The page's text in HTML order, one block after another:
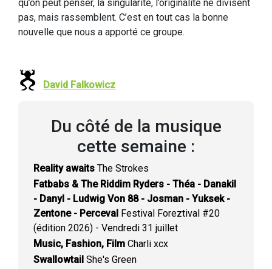
qu’on peut penser, la singularité, l’originalité ne divisent
pas, mais rassemblent. C’est en tout cas la bonne
nouvelle que nous a apporté ce groupe.
David Falkowicz
Du côté de la musique
cette semaine :
Reality awaits The Strokes
Fatbabs & The Riddim Ryders - Théa - Danakil
- Danyl - Ludwig Von 88 - Josman - Yuksek -
Zentone - Perceval Festival Foreztival #20
(édition 2026) - Vendredi 31 juillet
Music, Fashion, Film Charli xcx
Swallowtail She's Green